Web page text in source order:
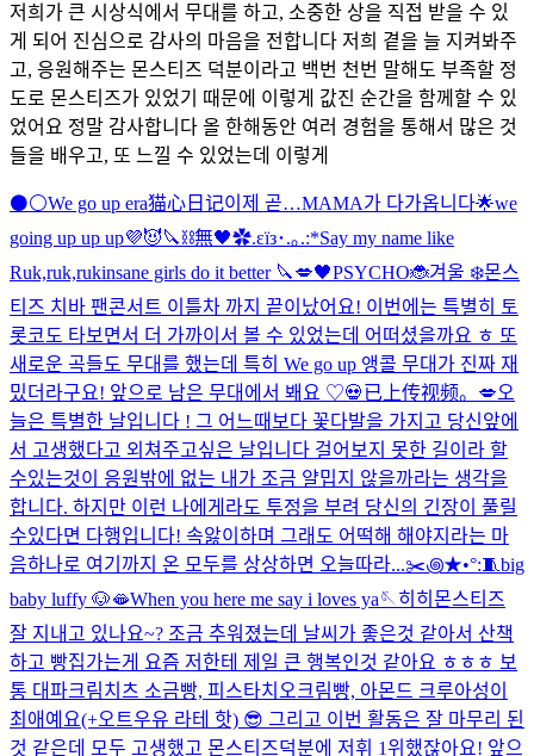
저희가 큰 시상식에서 무대를 하고, 소중한 상을 직접 받을 수 있
게 되어 진심으로 감사의 마음을 전합니다 저희 곁을 늘 지켜봐주
고, 응원해주는 몬스티즈 덕분이라고 백번 천번 말해도 부족할 정
도로 몬스티즈가 있었기 때문에 이렇게 값진 순간을 함께할 수 있
었어요 정말 감사합니다 올 한해동안 여러 경험을 통해서 많은 것
들을 배우고, 또 느낄 수 있었는데 이렇게
⚫️⚪️We go up era猫心日记이제 곧…MAMA가 다가옵니다🌟we
going up up up💜😈🔪⛓️無🖤✿.εïз･.｡.:*Say my name like
Ruk,ruk,rukinsane girls do it better 🔪💋🖤PSYCHO🐞겨울 ❄️몬스
티즈 치바 팬콘서트 이틀차 까지 끝이났어요! 이번에는 특별히 토
롯코도 타보면서 더 가까이서 볼 수 있었는데 어떠셨을까요 ㅎ 또
새로운 곡들도 무대를 했는데 특히 We go up 앵콜 무대가 진짜 재
밌더라구요! 앞으로 남은 무대에서 봬요 ♡💀已上传视频。 💋오
늘은 특별한 날입니다 ! 그 어느때보다 꽃다발을 가지고 당신앞에
서 고생했다고 외쳐주고싶은 날입니다 걸어보지 못한 길이라 할
수있는것이 응원밖에 없는 내가 조금 얄밉지 않을까라는 생각을
합니다. 하지만 이런 나에게라도 투정을 부려 당신의 긴장이 풀릴
수있다면 다행입니다! 속앓이하며 그래도 어떡해 해야지라는 마
음하나로 여기까지 온 모두를 상상하면 오늘따라...✂️꩜★•°:🧵big
baby luffy 🐶🫦When you here me say i loves ya🪡히히 몬스티즈
잘 지내고 있나요~? 조금 추워졌는데 날씨가 좋은것 같아서 산책
하고 빵집가는게 요즘 저한테 제일 큰 행복인것 같아요 ㅎㅎㅎ 보
통 대파크림치츠 소금빵, 피스타치오크림빵, 아몬드 크루아성이
최애예요(+오트우유 라테 핫) 😎 그리고 이번 활동은 잘 마무리 된
것 같은데 모두 고생했고 몬스티즈덕분에 저휘 1위했잖아요! 앞으